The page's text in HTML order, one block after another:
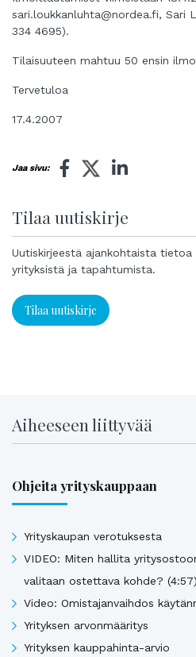
sari.loukkanluhta@nordea.fi, Sari
334 4695).
Tilaisuuteen mahtuu 50 ensin
Tervetuloa
17.4.2007
Jaa sivu:
Tilaa uutiskirje
Uutiskirjeestä ajankohtaista
yrityksistä ja tapahtumista.
Tilaa uutiskirje
Aiheeseen liittyvää
Ohjeita yrityskauppaan
Yrityskaupan verotuksesta
VIDEO: Miten hallita
valitaan ostettava kohde? (4:57)
Video: Omistajanvaihdos
Yrityksen arvonmääritys
Yrityksen kauppahinta-arvio